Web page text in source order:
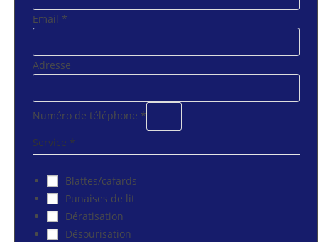
²
)
o
m
Email *
Adresse
Numéro de téléphone *
Service *
Blattes/cafards
Punaises de lit
Dératisation
Désourisation